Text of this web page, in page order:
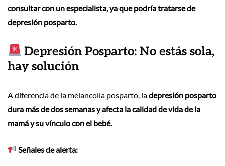
consultar con un especialista, ya que podría tratarse de
depresión posparto.
Depresión Posparto: No estás sola,
hay solución
A diferencia de la melancolía posparto, ladepresión posparto
dura más de dos semanas y afecta la calidad de vida de la
mamá y su vínculo con el bebé.
Señales de alerta: